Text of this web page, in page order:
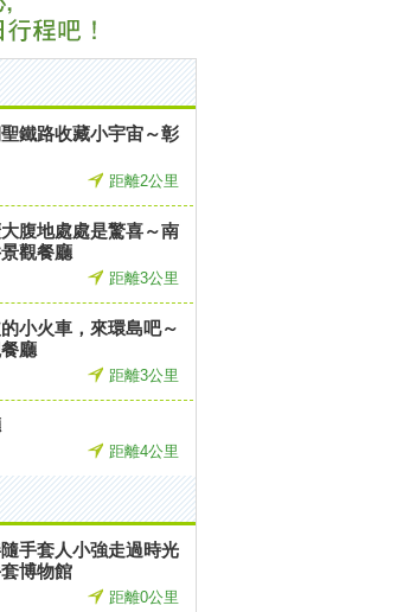
鐵路收藏小宇宙～彰
距離2公里
腹地處處是驚喜～南
觀餐廳
距離3公里
小火車，來環島吧～
廳
距離3公里
距離4公里
手套人小強走過時光
博物館
距離0公里